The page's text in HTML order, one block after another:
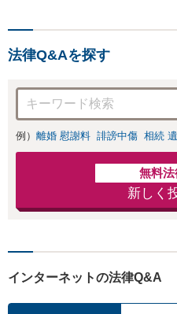
法律Q&Aを探す
例） 離婚 慰謝料 誹謗中傷 相続
無料
新しく
インターネットの法律Q&A